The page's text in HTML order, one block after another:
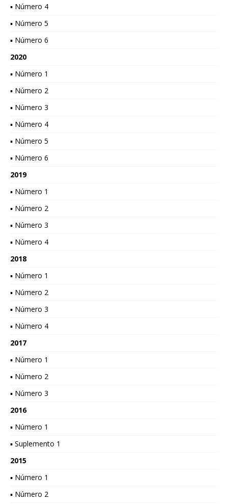
▪ Número 4
▪ Número 5
▪ Número 6
2020
▪ Número 1
▪ Número 2
▪ Número 3
▪ Número 4
▪ Número 5
▪ Número 6
2019
▪ Número 1
▪ Número 2
▪ Número 3
▪ Número 4
2018
▪ Número 1
▪ Número 2
▪ Número 3
▪ Número 4
2017
▪ Número 1
▪ Número 2
▪ Número 3
2016
▪ Número 1
▪ Suplemento 1
2015
▪ Número 1
▪ Número 2